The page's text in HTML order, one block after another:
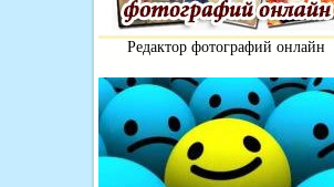
Редактор фотографий онлайн